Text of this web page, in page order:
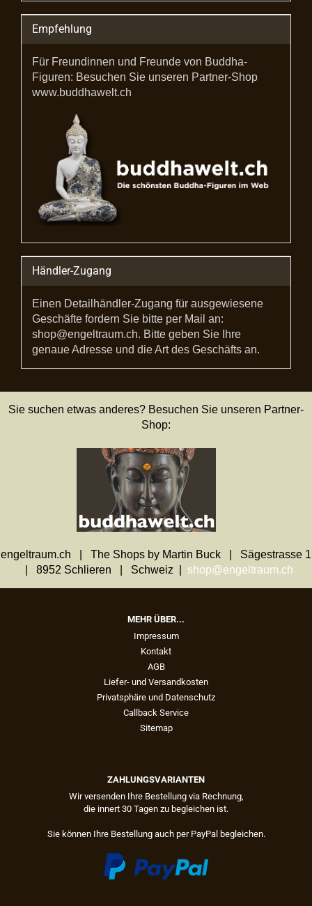
Empfehlung
Für Freundinnen und Freunde von Buddha-
Figuren: Besuchen Sie unseren Partner-Shop
www.buddhawelt.ch
Händler-Zugang
Einen Detailhändler-Zugang für ausgewiesene
Geschäfte fordern Sie bitte per Mail an:
shop@engeltraum.ch. Bitte geben Sie Ihre
genaue Adresse und die Art des Geschäfts an.
Sie suchen etwas anderes? Besuchen Sie unseren Partner-
Shop:
engeltraum.ch | The Shops by Martin Buck | Sägestrasse 1
| 8952 Schlieren | Schweiz | shop@engeltraum.ch
MEHR ÜBER...
Impressum
Kontakt
AGB
Liefer- und Versandkosten
Privatsphäre und Datenschutz
Callback Service
Sitemap
ZAHLUNGSVARIANTEN
Wir versenden Ihre Bestellung via Rechnung,
die innert 30 Tagen zu begleichen ist.
Sie können Ihre Bestellung auch per PayPal begleichen.